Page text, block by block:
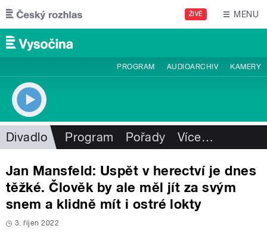
Přejít k hlavnímu obsahu
ŽIVĚ MENU
PROGRAM AUDIOARCHIV KAMERY
Divadlo Program Pořady Více…
Jan Mansfeld: Uspět v herectví je dnes
těžké. Člověk by ale měl jít za svým
snem a klidně mít i ostré lokty
3. říjen 2022